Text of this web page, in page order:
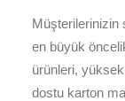
Müşterilerinizin
en büyük
ürünleri,
dostu karton